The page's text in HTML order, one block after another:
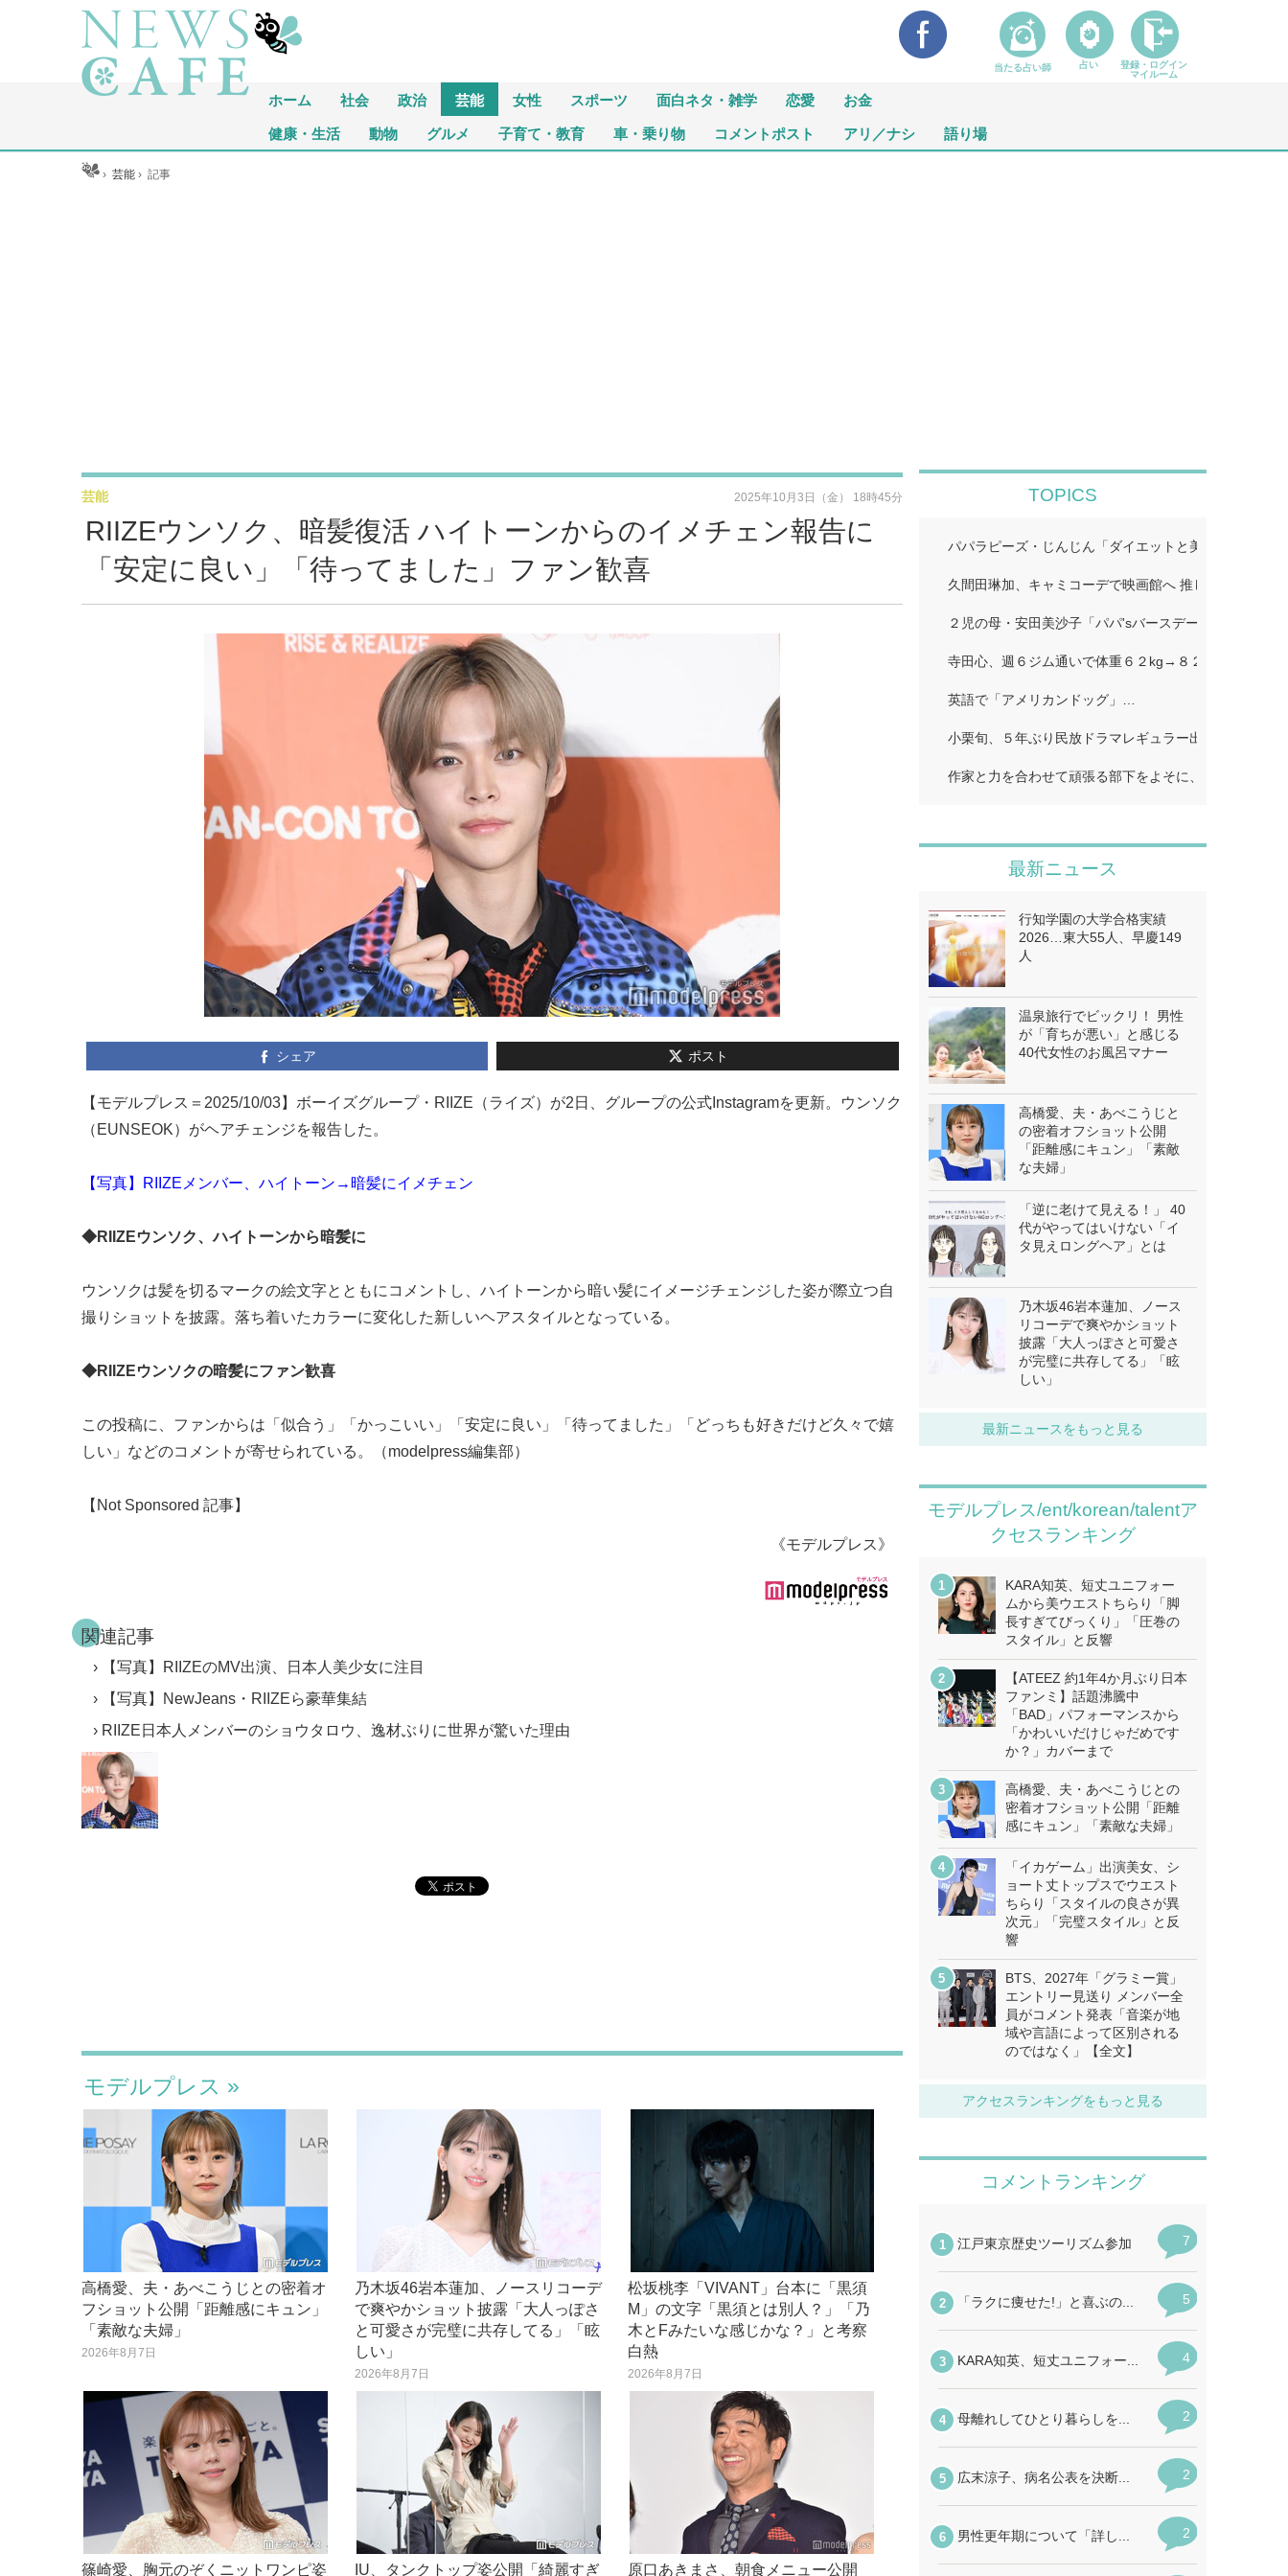
ホーム 社会 政治 芸能 女性 スポーツ 面白ネタ・雑学 恋愛 お金
健康・生活 動物 グルメ 子育て・教育 車・乗り物 コメントポスト アリ／ナシ 語り場
ホーム ›芸能 ›記事
RIIZEウンソク、暗髪復活 ハイトーンからのイメチェン報告に
「安定に良い」「待ってました」ファン歓喜
芸能 2025年10月3日（金） 18時45分
シェア ポスト
【モデルプレス＝2025/10/03】ボーイズグループ・RIIZE（ライズ）が2日、グループの公式Instagramを更新。ウンソク
（EUNSEOK）がヘアチェンジを報告した。
【写真】RIIZEメンバー、ハイトーン→暗髪にイメチェン
◆RIIZEウンソク、ハイトーンから暗髪に
ウンソクは髪を切るマークの絵文字とともにコメントし、ハイトーンから暗い髪にイメージチェンジした姿が際立つ自
撮りショットを披露。落ち着いたカラーに変化した新しいヘアスタイルとなっている。
◆RIIZEウンソクの暗髪にファン歓喜
この投稿に、ファンからは「似合う」「かっこいい」「安定に良い」「待ってました」「どっちも好きだけど久々で嬉
しい」などのコメントが寄せられている。（modelpress編集部）
【Not Sponsored 記事】
《モデルプレス》
関連記事
【写真】RIIZEのMV出演、日本人美少女に注目
【写真】NewJeans・RIIZEら豪華集結
RIIZE日本人メンバーのショウタロウ、逸材ぶりに世界が驚いた理由
モデルプレス
高橋愛、夫・あべこうじとの密着オ
フショット公開「距離感にキュン」
「素敵な夫婦」
2026年8月7日
乃木坂46岩本蓮加、ノースリコーデ
で爽やかショット披露「大人っぽさ
と可愛さが完璧に共存してる」「眩
しい」
2026年8月7日
松坂桃李「VIVANT」台本に「黒須
M」の文字「黒須とは別人？」「乃
木とFみたいな感じかな？」と考察
白熱
2026年8月7日
篠崎愛、胸元のぞくニットワンピ姿 IU、タンクトップ姿公開「綺麗すぎ 原口あきまさ、朝食メニュー公開
TOPICS
パパラピーズ・じんじん「ダイエットと美肌に超良い
久間田琳加、キャミコーデで映画館へ 推し活ショット
２児の母・安田美沙子「パパ'sバースデー」…
寺田心、週６ジム通いで体重６２kg→８２kgに １１０
英語で「アメリカンドッグ」…
小栗旬、５年ぶり民放ドラマレギュラー出演…
作家と力を合わせて頑張る部下をよそに、上司は陰で
最新ニュース
行知学園の大学合格実績
2026…東大55人、早慶149
人
温泉旅行でビックリ！ 男性
が「育ちが悪い」と感じる
40代女性のお風呂マナー
高橋愛、夫・あべこうじと
の密着オフショット公開
「距離感にキュン」「素敵
な夫婦」
「逆に老けて見える！」 40
代がやってはいけない「イ
タ見えロングヘア」とは
乃木坂46岩本蓮加、ノース
リコーデで爽やかショット
披露「大人っぽさと可愛さ
が完璧に共存してる」「眩
しい」
最新ニュースをもっと見る
モデルプレス/ent/korean/talentア
クセスランキング
KARA知英、短丈ユニフォー
ムから美ウエストちらり「脚
長すぎてびっくり」「圧巻の
スタイル」と反響
【ATEEZ 約1年4か月ぶり日本
ファンミ】話題沸騰中
「BAD」パフォーマンスから
「かわいいだけじゃだめです
か？」カバーまで
高橋愛、夫・あべこうじとの
密着オフショット公開「距離
感にキュン」「素敵な夫婦」
「イカゲーム」出演美女、シ
ョート丈トップスでウエスト
ちらり「スタイルの良さが異
次元」「完璧スタイル」と反
響
BTS、2027年「グラミー賞」
エントリー見送り メンバー全
員がコメント発表「音楽が地
域や言語によって区別される
のではなく」【全文】
アクセスランキングをもっと見る
当たる占い師 占い
登録・ログイン
マイルーム